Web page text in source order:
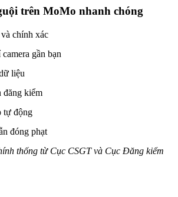
trên MoMo nhanh chóng
chính xác
gần bạn
liệu
đăng kiểm
tự động
đóng phạt
thống từ Cục CSGT và Cục Đăng kiểm